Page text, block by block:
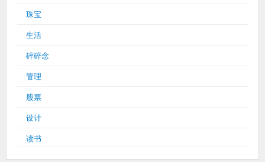
珠宝
生活
碎碎念
管理
股票
设计
读书